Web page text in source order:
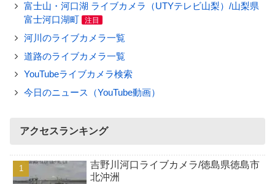
富士山・河口湖 ライブカメラ（UTYテレビ山梨）/山梨県
富士河口湖町
注目
河川のライブカメラ一覧
道路のライブカメラ一覧
YouTubeライブカメラ検索
今日のニュース（YouTube動画）
アクセスランキング
吉野川河口ライブカメラ/徳島県徳島市
北沖洲